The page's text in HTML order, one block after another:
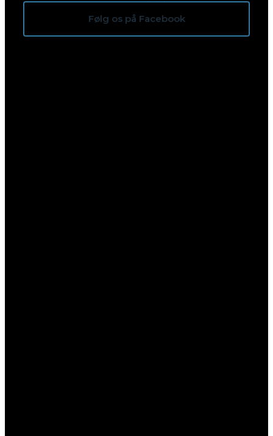
Følg os på Facebook